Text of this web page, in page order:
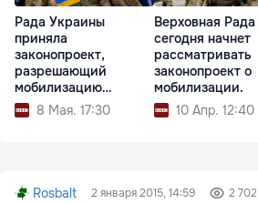
Рада Украины
приняла
законопроект,
разрешающий
мобилизацию
осужденных
8 Мая. 17:30
Верховная Рада
сегодня начнет
рассматривать
законопроект о
мобилизации.
10 Апр. 12:40
Rosbalt 2 января 2015, 14:59 2 702